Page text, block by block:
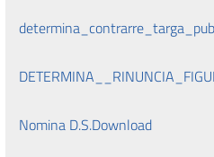
Nomina D.S.Download